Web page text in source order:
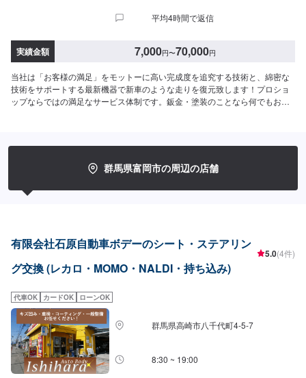
平均4時間で返信
実績金額 7,000円〜70,000円
当社は「お客様の満足」をモットーに高い完成度を追究する技術と、綿密な
技術をサポートする最新機器で新車のような走りを復元致します！プロショ
ップならではの満足なサービス体制です。鈑金・塗装のことなら何でもお気
だければ作業開始【4】仕上がり次第納車-----納期について-----納期は要相談
となります。納期は前後する場合がございます。予め、ご了承ください。-----
用ください。※代車の燃料代はお客様にご負担いただいております。-----ご来
す。受付はスタッフへ「メンテモで予約しました」とお伝えください。ご案
内いたします。【定休日・営業時間】定休日：日曜日、祝日営業時間：
9:30~18:30
群馬県富岡市の周辺の店舗
有限会社石原自動車ボデーのシート・ステアリン
グ交換 (レカロ・MOMO・NALDI・持ち込み)
5.0(4件)
代車OK カードOK ローンOK
群馬県高崎市八千代町4-5-7
8:30 ~ 19:00